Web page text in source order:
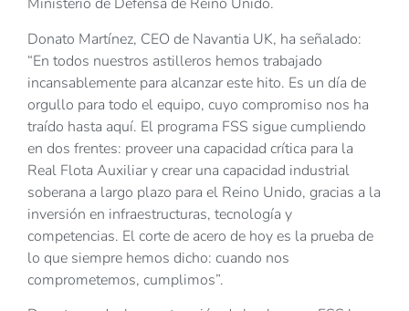
Donato Martínez, CEO de Navantia UK, ha señalado:
“En todos nuestros astilleros hemos trabajado
incansablemente para alcanzar este hito. Es un día de
orgullo para todo el equipo, cuyo compromiso nos ha
traído hasta aquí. El programa FSS sigue cumpliendo
en dos frentes: proveer una capacidad crítica para la
Real Flota Auxiliar y crear una capacidad industrial
soberana a largo plazo para el Reino Unido, gracias a la
inversión en infraestructuras, tecnología y
competencias. El corte de acero de hoy es la prueba de
lo que siempre hemos dicho: cuando nos
comprometemos, cumplimos”.